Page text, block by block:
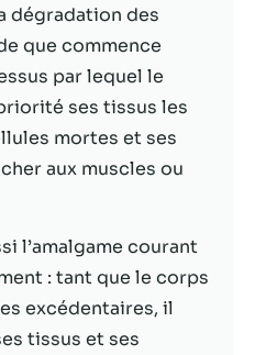
dégradation des
que commence
par lequel le
ses tissus les
mortes et ses
aux muscles ou
l’amalgame courant
: tant que le corps
excédentaires, il
tissus et ses
possible lors
Si vous refusez
ces cookies,
certaines
fonctionnalités
disparaîtront
du site Web.
Marketing
En partageant
votre intérêt et
votre
comportement